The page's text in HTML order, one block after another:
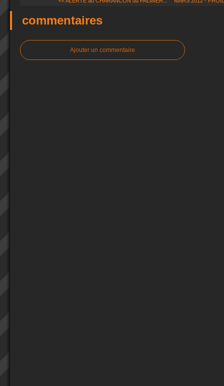
commentaires
Ajouter un commentaire